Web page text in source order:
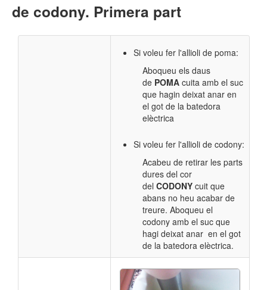
de codony. Primera part
Si voleu fer l'allioli de poma:
Aboqueu els daus
de POMAcuita amb el suc
que hagin deixat anar en
el got de la batedora
elèctrica
Si voleu fer l'allioli de codony:
Acabeu de retirar les parts
dures del cor
del CODONYcuit que
abans no heu acabar de
treure. Aboqueu el
codony amb el suc que
hagi deixat anar en el got
de la batedora elèctrica.